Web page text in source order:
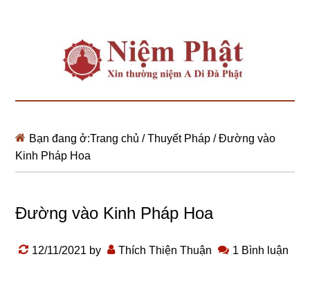
Bạn đang ở:Trang chủ / Thuyết Pháp /Đường vào
Kinh Pháp Hoa
Đường vào Kinh Pháp Hoa
12/11/2021 by Thích Thiện Thuận 1 Bình luận